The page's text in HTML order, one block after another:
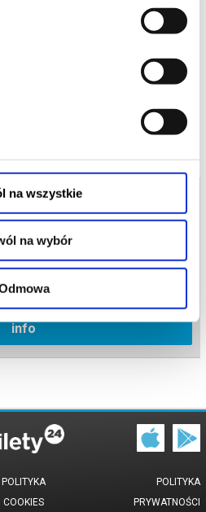
na wszystkie
na wybór
na Eternię, by powstrzymać
świat oraz swoją rodzinę.
W przypadku odwołania
zwrot środków
na adres e-mail, podany
(wtorek)
info
POLITYKA
PRYWATNOŚCI
POLITYKA
COOKIES